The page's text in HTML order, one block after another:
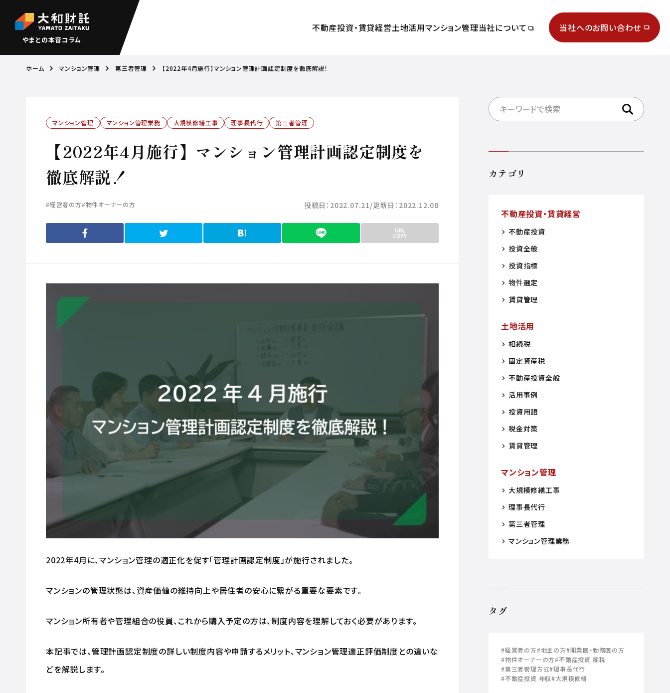
やまとの本音コラム
不動産投資・賃貸経営土地活用マンション管理当社について 当社へのお問い合わせ
ホーム マンション管理 第三者管理 【2022年4月施行】マンション管理計画認定制度を徹底解説！
マンション管理 マンション管理業務 大規模修繕工事 理事長代行 第三者管理
【2022年4月施行】マンション管理計画認定制度を
徹底解説！
#経営者の方#物件オーナーの方 投稿日： 2022.07.21 更新日： 2022.12.08
URL
COPY
2022年4月に、マンション管理の適正化を促す「管理計画認定制度」が施行されました。
マンションの管理状態は、資産価値の維持向上や居住者の安心に繋がる重要な要素です。
マンション所有者や管理組合の役員、これから購入予定の方は、制度内容を理解しておく必要があります。
本記事では、管理計画認定制度の詳しい制度内容や申請するメリット、マンション管理適正評価制度との違いな
どを解説します。
検索する
カテゴリ
不動産投資・賃貸経営
不動産投資
投資全般
投資指標
物件選定
賃貸管理
土地活用
相続税
固定資産税
不動産投資全般
活用事例
投資用語
税金対策
賃貸管理
マンション管理
大規模修繕工事
理事長代行
第三者管理
マンション管理業務
タグ
#経営者の方#地主の方#開業医・勤務医の方
#物件オーナーの方#不動産投資 節税
#第三者管理方式#理事長代行
#不動産投資 年収#大規模修繕